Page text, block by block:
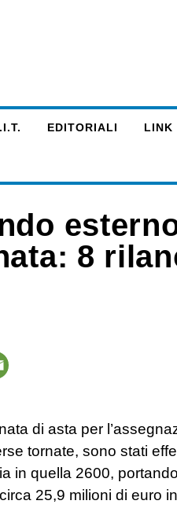
EDITORIALI LINK
8
di asta per
tornate, sono stati
in quella 2600,
25,9 milioni di euro